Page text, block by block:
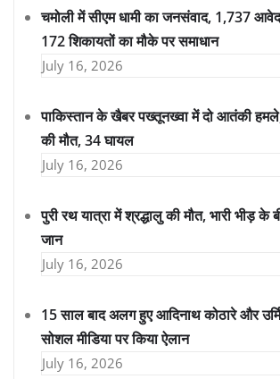
चमोली में सीएम धामी का जनसंवाद, 1,737
172 शिकायतों का मौके पर समाधान
July 16, 2026
पाकिस्तान के खैबर पख्तूनख्वा में दो आतंकी
की मौत, 34 घायल
July 16, 2026
पुरी रथ यात्रा में श्रद्धालु की मौत, भारी भीड़
जान
July 16, 2026
15 साल बाद अलग हुए आदिनाथ कोठारे और
सोशल मीडिया पर किया ऐलान
July 16, 2026